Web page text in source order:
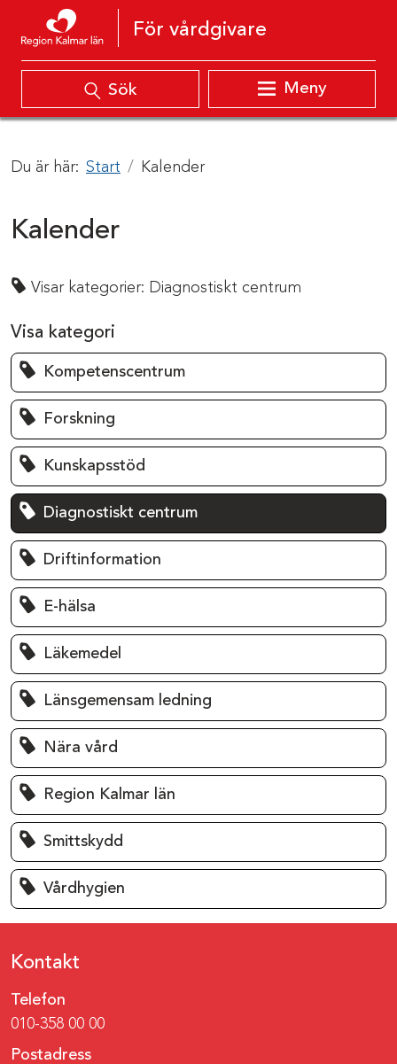
Hoppa till innehåll
För vårdgivare
Sök Meny
Du är här: Start Kalender
Kalender
Visar kategorier: Diagnostiskt centrum
Visa kategori
Kompetenscentrum
Forskning
Kunskapsstöd
Diagnostiskt centrum
Driftinformation
E-hälsa
Läkemedel
Länsgemensam ledning
Nära vård
Region Kalmar län
Smittskydd
Vårdhygien
Kontakt
Telefon
010-358 00 00
Postadress